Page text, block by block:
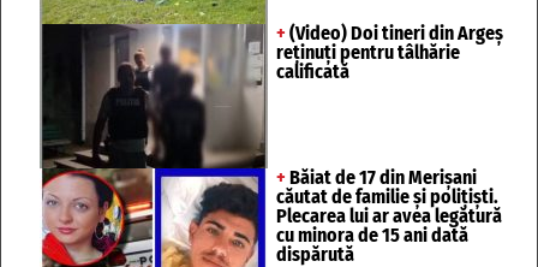
+ (Video) Doi tineri din Argeș
reținuți pentru tâlhărie
calificată
+ Băiat de 17 din Merișani
căutat de familie și polițiști.
Plecarea lui ar avea legătură
cu minora de 15 ani dată
dispărută